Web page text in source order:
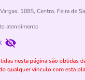
1085, Centro, Feira de
atendimento
nesta página são obtidas
qualquer vínculo com esta